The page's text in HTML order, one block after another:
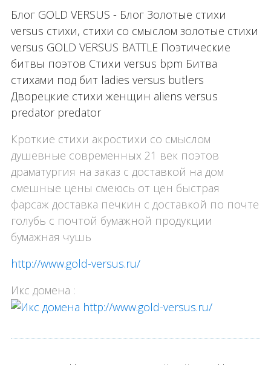
Блог GOLD VERSUS - Блог Золотые стихи
versus стихи, стихи со смыслом золотые стихи
versus GOLD VERSUS BATTLE Поэтические
битвы поэтов Стихи versus bpm Битва
стихами под бит ladies versus butlers
Дворецкие стихи женщин aliens versus
predator predator
Кроткие стихи акростихи со смыслом
душевные современных 21 век поэтов
драматургия на заказ с доставкой на дом
смешные цены смеюсь от цен быстрая
фарсаж доставка печкин с доставкой по почте
голубь с почтой бумажной продукции
бумажная чушь
http://www.gold-versus.ru/
Икс домена :